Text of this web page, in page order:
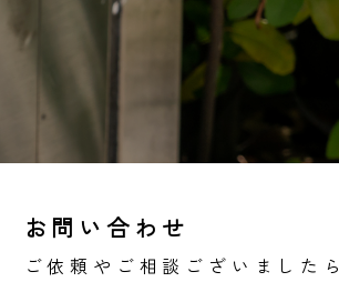
お問い合わせ
ご依頼やご相談ございましたら